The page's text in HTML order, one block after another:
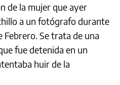
de la mujer que ayer
a un fotógrafo durante
Febrero. Se trata de una
fue detenida en un
huir de la